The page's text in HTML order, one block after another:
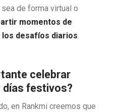
de forma virtual o
momentos de
los desafíos diarios.
celebrar
días festivos?
en Rankmi creemos que